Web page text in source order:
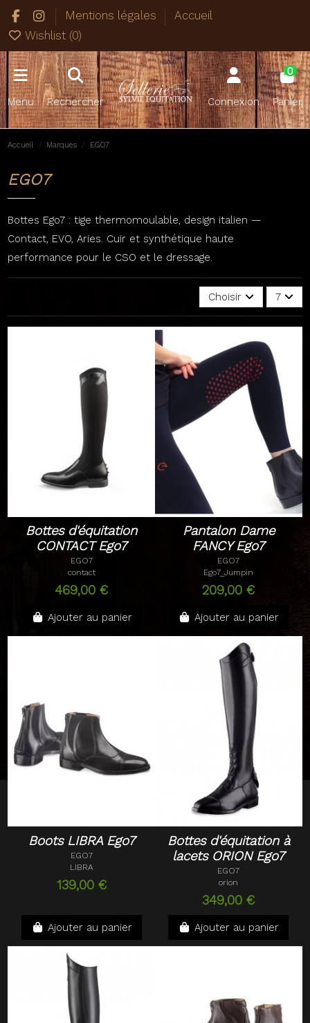
Mentions légales
Accueil
Wishlist (0)
Menu Rechercher Connexion
0
Panier
Accueil Marques EGO7
EGO7
Bottes Ego7 : tige thermomoulable, design italien —
Contact, EVO, Aries. Cuir et synthétique haute
performance pour le CSO et le dressage.
Choisir 7
Bottes d'équitation
CONTACT Ego7
EGO7
contact
469,00 €
Ajouter au panier
Pantalon Dame
FANCY Ego7
EGO7
Ego7_Jumpin
209,00 €
Ajouter au panier
Boots LIBRA Ego7
EGO7
LIBRA
139,00 €
Ajouter au panier
Bottes d'équitation à
lacets ORION Ego7
EGO7
orion
349,00 €
Ajouter au panier